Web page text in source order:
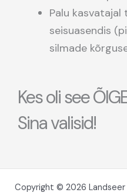
Palu
seisuasendis
silmade
Kes oli see
Sina valisid!
Copyright © 2026